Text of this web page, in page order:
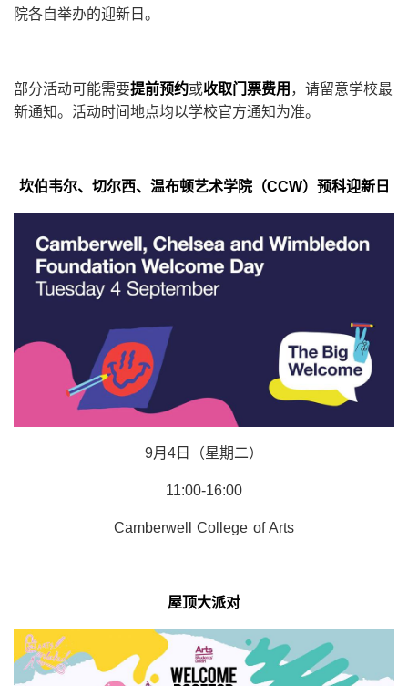
院各自举办的迎新日。
部分活动可能需要提前预约或收取门票费用 ，请留意学校最
新通知。活动时间地点均以学校官方通知为准。
坎伯韦尔、切尔西、温布顿艺术学院（CCW）预科迎新日
9月4日（星期二）
11:00-16:00
Camberwell College of Arts
屋顶大派对